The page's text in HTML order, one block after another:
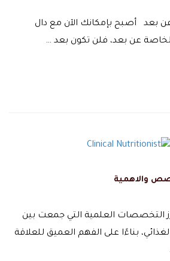
بعد أصبح بإمكانك الآن مع دال
الخاصة عن بعد، فلن تكون بعد …
والاهمية
التخصصات العلمية التي جمعت بين
بناءًا على الفهم العميق للعلاقة